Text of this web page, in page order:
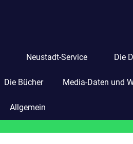
Neustadt-Service Die
Die Bücher Media-Daten und
Allgemein